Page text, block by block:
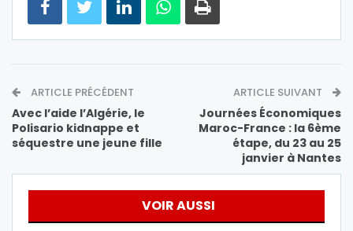
ARTICLE PRÉCÉDENT
Avec l’aide l’Algérie, le
Polisario kidnappe et
séquestre une jeune fille
ARTICLE SUIVANT
Journées Économiques
Maroc-France : la 6ème
étape, du 23 au 25
janvier à Nantes
VOIR AUSSI